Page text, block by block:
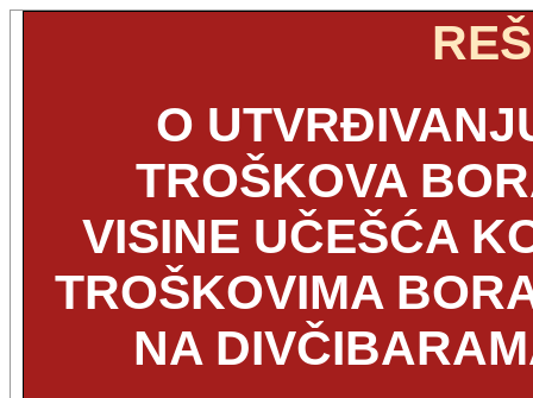
O
TROŠKOVA
VISINE UČEŠĆA
TROŠKOVIMA
NA